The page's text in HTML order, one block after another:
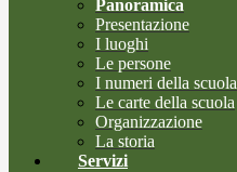
Panoramica
Presentazione
I luoghi
Le persone
I numeri della scuola
Le carte della scuola
Organizzazione
La storia
Servizi